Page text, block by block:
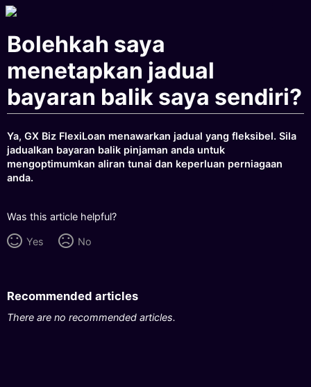
Bolehkah saya
menetapkan jadual
bayaran balik saya sendiri?
Ya, GX Biz FlexiLoan menawarkan jadual yang fleksibel. Sila
jadualkan bayaran balik pinjaman anda untuk
mengoptimumkan aliran tunai dan keperluan perniagaan
anda.
Was this article helpful?
Yes No
Recommended articles
There are no recommended articles.